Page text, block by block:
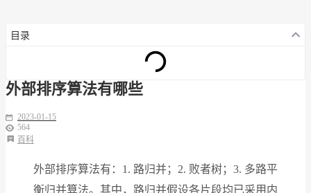
目录
外部排序算法有哪些
2023-01-15
564
百科
外部排序算法有：1. 路归并；2. 败者树；3. 多路平
衡归并算法。其中，路归并假设各片段均已采用内